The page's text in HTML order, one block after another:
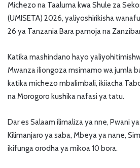
Michezo na Taaluma kwa Shule za
(UMISETA) 2026, yaliyoshirikisha
26 ya Tanzania Bara pamoja na
Katika mashindano hayo
Mwanza iliongoza msimamo wa jumla
katika michezo mbalimbali, ikiiacha
na Morogoro kushika nafasi ya tatu.
Dar es Salaam ilimaliza ya nne, Pwani
Kilimanjaro ya saba, Mbeya ya nane,
ikifunga orodha ya mikoa 10 bora.